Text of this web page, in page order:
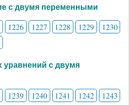
с двумя переменными
1226 1227 1228 1229
1230
с двумя
1239 1240 1241 1242
1243